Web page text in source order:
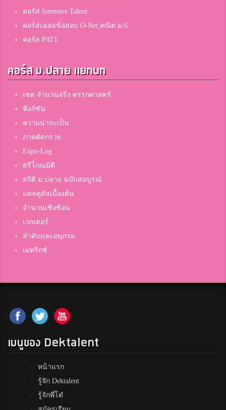
คอร์ส Intensive Talent
คอร์สเฉลยข้อสอบ O-Net คณิต ม.6
คอร์ส PAT1
คอร์ส ม.ปลาย แยกบท
เซต จำนวนจริง ตรรกศาสตร์
ฟังก์ชัน
ความน่าจะเป็น
ภาคตัดกรวย
Expo-Log
ตรีโกณมิติ
สถิติ ม.ปลาย ฉบับสมบูรณ์
แคลคูลัสเบื้องต้น
จำนวนเชิงซ้อน
เวกเตอร์
ลำดับและอนุกรม
เมทริกซ์
เมนูของ Dektalent
หน้าแรก
รู้จัก Dektalent
รู้จักพี่โต๋